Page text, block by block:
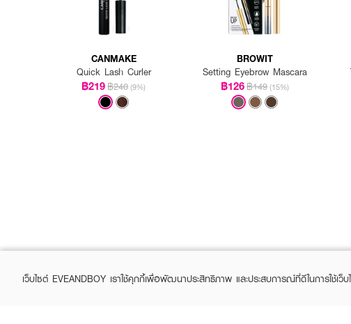
CANMAKE
Quick Lash Curler
฿219฿240 (9%)
BROWIT
Setting Eyebrow Mascara
฿126฿149 (15%)
เว็บไซต์ EVEANDBOY เราใช้คุกกี้เพื่อพัฒนาประสิทธิภาพ และประสบการณ์ที่ดีในการใช้